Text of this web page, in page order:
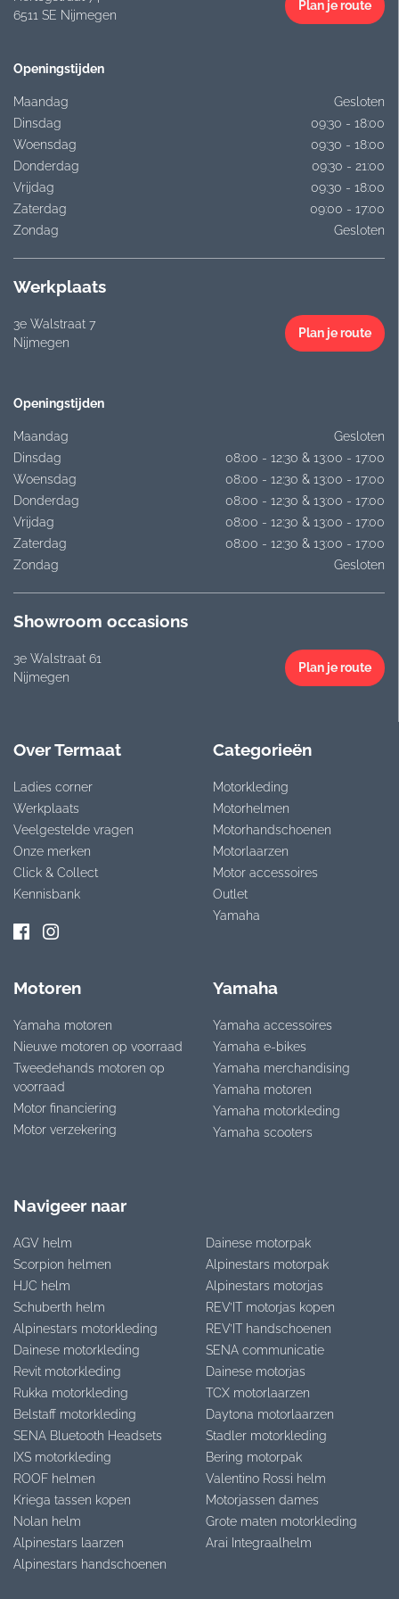
6511 SE Nijmegen
Plan je route
Openingstijden
Maandag
Gesloten
Dinsdag
09:30 - 18:00
Woensdag
09:30 - 18:00
Donderdag
09:30 - 21:00
Vrijdag
09:30 - 18:00
Zaterdag
09:00 - 17:00
Zondag
Gesloten
Werkplaats
3e Walstraat 7
Nijmegen
Plan je route
Openingstijden
Maandag
Gesloten
Dinsdag
08:00 - 12:30 & 13:00 - 17:00
Woensdag
08:00 - 12:30 & 13:00 - 17:00
Donderdag
08:00 - 12:30 & 13:00 - 17:00
Vrijdag
08:00 - 12:30 & 13:00 - 17:00
Zaterdag
08:00 - 12:30 & 13:00 - 17:00
Zondag
Gesloten
Showroom occasions
3e Walstraat 61
Nijmegen
Plan je route
Over Termaat
Ladies corner
Werkplaats
Veelgestelde vragen
Onze merken
Click & Collect
Kennisbank
Categorieën
Motorkleding
Motorhelmen
Motorhandschoenen
Motorlaarzen
Motor accessoires
Outlet
Yamaha
Motoren
Yamaha motoren
Nieuwe motoren op voorraad
Tweedehands motoren op
voorraad
Motor financiering
Motor verzekering
Yamaha
Yamaha accessoires
Yamaha e-bikes
Yamaha merchandising
Yamaha motoren
Yamaha motorkleding
Yamaha scooters
Navigeer naar
AGV helm
Scorpion helmen
HJC helm
Schuberth helm
Alpinestars motorkleding
Dainese motorkleding
Revit motorkleding
Rukka motorkleding
Belstaff motorkleding
SENA Bluetooth Headsets
IXS motorkleding
ROOF helmen
Kriega tassen kopen
Nolan helm
Alpinestars laarzen
Alpinestars handschoenen
Dainese motorpak
Alpinestars motorpak
Alpinestars motorjas
REV’IT motorjas kopen
REV’IT handschoenen
SENA communicatie
Dainese motorjas
TCX motorlaarzen
Daytona motorlaarzen
Stadler motorkleding
Bering motorpak
Valentino Rossi helm
Motorjassen dames
Grote maten motorkleding
Arai Integraalhelm